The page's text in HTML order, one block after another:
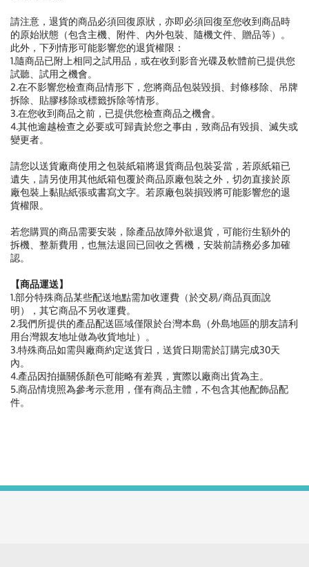
請注意，退貨的商品必須回復原狀，亦即必須回復至您收到商品時
的原始狀態（包含主機、附件、內外包裝、隨機文件、贈品等）。
此外，下列情形可能影響您的退貨權限：
1.隨商品已附上相同之試用品，或在收到影音光碟及軟體前已提供您
試聽、試用之機會。
2.在不影響您檢查商品情形下，您將商品包裝毀損、封條移除、吊牌
拆除、貼膠移除或標籤拆除等情形。
3.在您收到商品之前，已提供您檢查商品之機會。
4.其他逾越檢查之必要或可歸責於您之事由，致商品有毀損、滅失或
變更者。
請您以送貨廠商使用之包裝紙箱將退貨商品包裝妥當，若原紙箱已
遺失，請另使用其他紙箱包覆於商品原廠包裝之外，切勿直接於原
廠包裝上黏貼紙張或書寫文字。若原廠包裝損毀將可能影響您的退
貨權限。
若您購買的商品需要安裝，除產品故障外欲退貨，可能衍生額外的
拆機、整新費用，也無法退回已回收之舊機，安裝前請務必多加確
認。
【商品運送】
1.部分特殊商品某些配送地點需加收運費（於交易/商品頁面說
明），其它商品不另收運費。
2.我們所提供的產品配送區域僅限於台灣本島（外島地區的朋友請利
用台灣親友地址做為收貨地址）。
3.特殊商品如需與廠商約定送貨日，送貨日期需於訂購完成30天
內。
4.產品因拍攝關係顏色可能略有差異，實際以廠商出貨為主。
5.商品情境照為參考示意用，僅有商品主體，不包含其他配飾品配
件。